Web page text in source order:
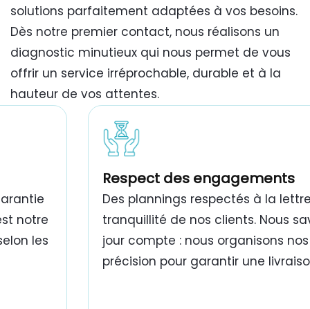
solutions parfaitement adaptées à vos besoins.
Dès notre premier contact, nous réalisons un
diagnostic minutieux qui nous permet de vous
offrir un service irréprochable, durable et à la
hauteur de vos attentes.
travaux de peinture bâtiment Tunisie
notre
les
Respect des engagements
Des plannings respectés à la
tranquillité de nos clients. Nous
jour compte : nous organisons
précision pour garantir une